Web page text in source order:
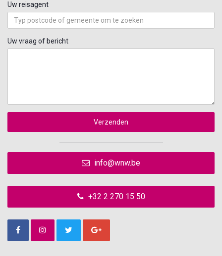
Uw reisagent
Uw vraag of bericht
Verzenden
info@wnw.be
+32 2 270 15 50